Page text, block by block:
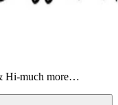
Hi-much more…